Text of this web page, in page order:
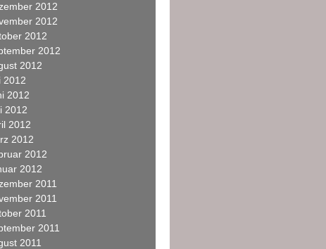
2012
2012
2012
2012
2012
2012
2012
2012
2012
2012
2012
2012
2011
2011
2011
2011
2011